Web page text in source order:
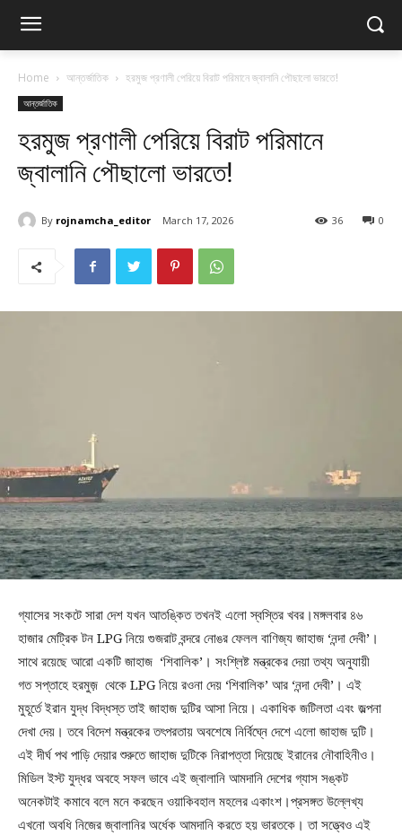
Home আন্তর্জাতিক হরমুজ প্রণালী পেরিয়ে বিরাট পরিমানে জ্বালানি পৌছালো ভারতে!
আন্তর্জাতিক
হরমুজ প্রণালী পেরিয়ে বিরাট পরিমানে
জ্বালানি পৌছালো ভারতে!
By rojnamcha_editor March 17, 2026 0
36
গ্যাসের সংকটে সারা দেশ যখন আতঙ্কিত তখনই এলো স্বস্তির খবর।মঙ্গলবার ৪৬
হাজার মেট্রিক টন LPG নিয়ে গুজরাট বন্দরে নোঙর ফেলল বাণিজ্য জাহাজ ‘নন্দা দেবী’।
সাথে রয়েছে আরো একটি জাহাজ ‘শিবালিক’। সংশ্লিষ্ট মন্ত্রকের দেয়া তথ্য অনুযায়ী
গত সপ্তাহে হরমুজ় থেকে LPG নিয়ে রওনা দেয় ‘শিবালিক’ আর ‘নন্দা দেবী’। এই
মুহূর্তে ইরান যুদ্ধ বিদ্ধস্ত তাই জাহাজ দুটির আসা নিয়ে। একাধিক জটিলতা এবং জল্পনা
দেখা দেয়। তবে বিদেশ মন্ত্রকের তৎপরতায় অবশেষে নির্বিঘ্নে দেশে এলো জাহাজ দুটি।
এই দীর্ঘ পথ পাড়ি দেয়ার শুরুতে জাহাজ দুটিকে নিরাপত্তা দিয়েছে ইরানের নৌবাহিনীও।
মিডিল ইস্ট যুদ্ধর অবহে সফল ভাবে এই জ্বালানি আমদানি দেশের গ্যাস সঙ্কট
অনেকটাই কমাবে বলে মনে করছেন ওয়াকিবহাল মহলের একাংশ।প্রসঙ্গত উল্লেখ্য
এখনো অবধি নিজের জ্বালানির অর্ধেক আমদানি করতে হয় ভারতকে। তা সত্ত্বেও এই